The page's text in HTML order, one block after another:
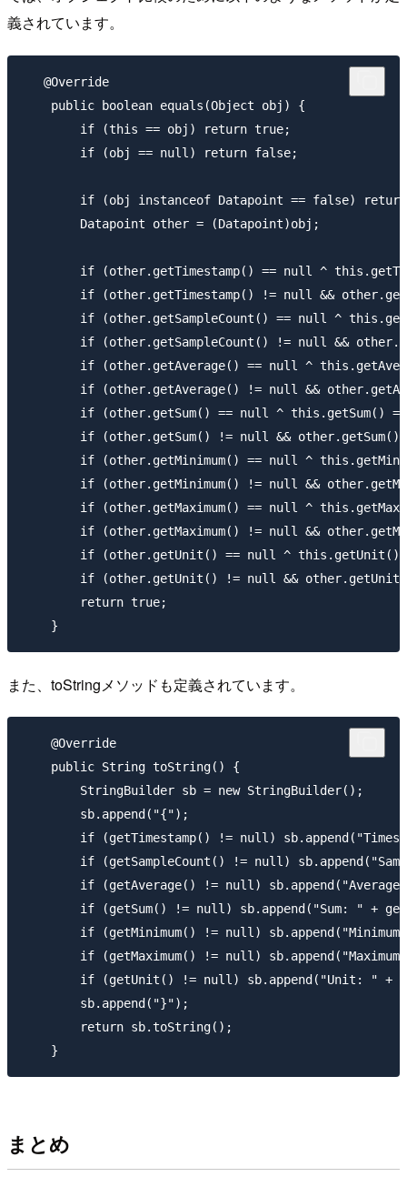
義されています。
   @Override
    public boolean equals(Object obj) {
        if (this == obj) return true;
        if (obj == null) return false;
if (obj instanceof Datapoint == false)
        Datapoint other = (Datapoint)obj;
if (other.getTimestamp() == null ^
if (other.getTimestamp() != null &&
if (other.getSampleCount() == null ^
if (other.getSampleCount() != null &&
if (other.getAverage() == null ^
if (other.getAverage() != null &&
if (other.getSum() == null ^ this.getSum()
if (other.getSum() != null &&
if (other.getMinimum() == null ^
if (other.getMinimum() != null &&
if (other.getMaximum() == null ^
if (other.getMaximum() != null &&
if (other.getUnit() == null ^ this.getUnit()
if (other.getUnit() != null &&
        return true;
また、toStringメソッドも定義されています。
    @Override
    public String toString() {
        StringBuilder sb = new StringBuilder();
        sb.append("{");
if (getTimestamp() != null)
if (getSampleCount() != null)
if (getAverage() != null)
if (getSum() != null) sb.append("Sum: " +
if (getMinimum() != null)
if (getMaximum() != null)
if (getUnit() != null) sb.append("Unit: " +
        sb.append("}");
        return sb.toString();
まとめ